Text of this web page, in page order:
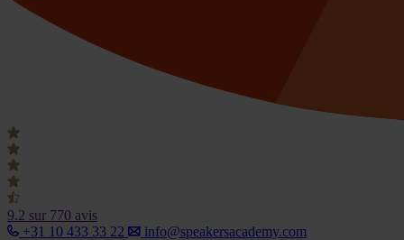
9.2 sur 770 avis
+31 10 433 33 22
info@speakersacademy.com